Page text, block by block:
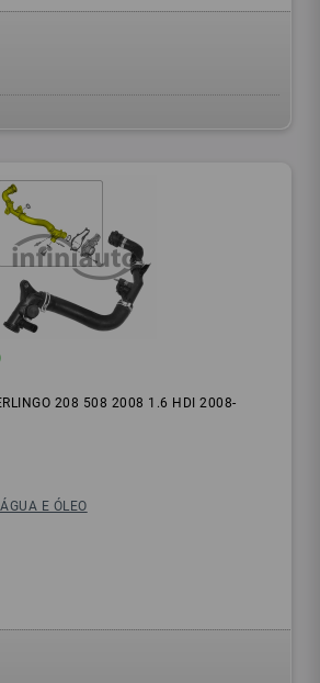
208 508 2008 1.6 HDI 2008-
E ÓLEO